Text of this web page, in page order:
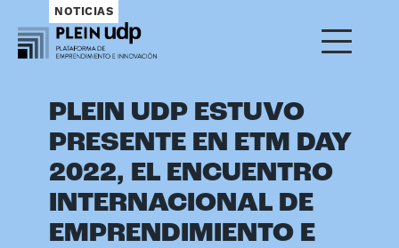
NOTICIAS
PLEIN UDP ESTUVO
PRESENTE EN ETM DAY
2022, EL ENCUENTRO
INTERNACIONAL DE
EMPRENDIMIENTO E